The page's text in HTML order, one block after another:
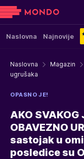
Naslovna Najnovije
Naslovna Magazin
ugrušaka
OPASNO JE!
AKO SVAKOG
OBAVEZNO
sastojak u
posledice su